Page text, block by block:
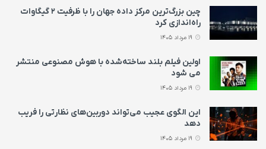
چین بزرگ‌ترین مرکز داده جهان را با ظرفیت ۲ گیگاوات
راه‌اندازی کرد
اولین فیلم بلند ساخته‌شده با هوش مصنوعی منتشر
می‌ شود
این الگوی عجیب می‌تواند دوربین‌های نظارتی را فریب
دهد